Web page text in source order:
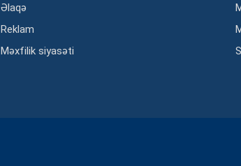
Əlaqə
Reklam
Məxfilik siyasəti